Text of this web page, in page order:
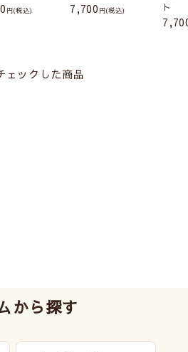
(税込) 7,700 (税込)
ト
ェックした商品
から探す